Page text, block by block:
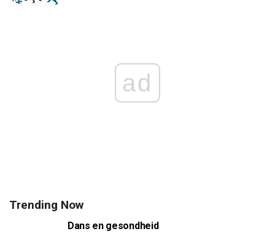
ad
Trending Now
Dans en gesondheid